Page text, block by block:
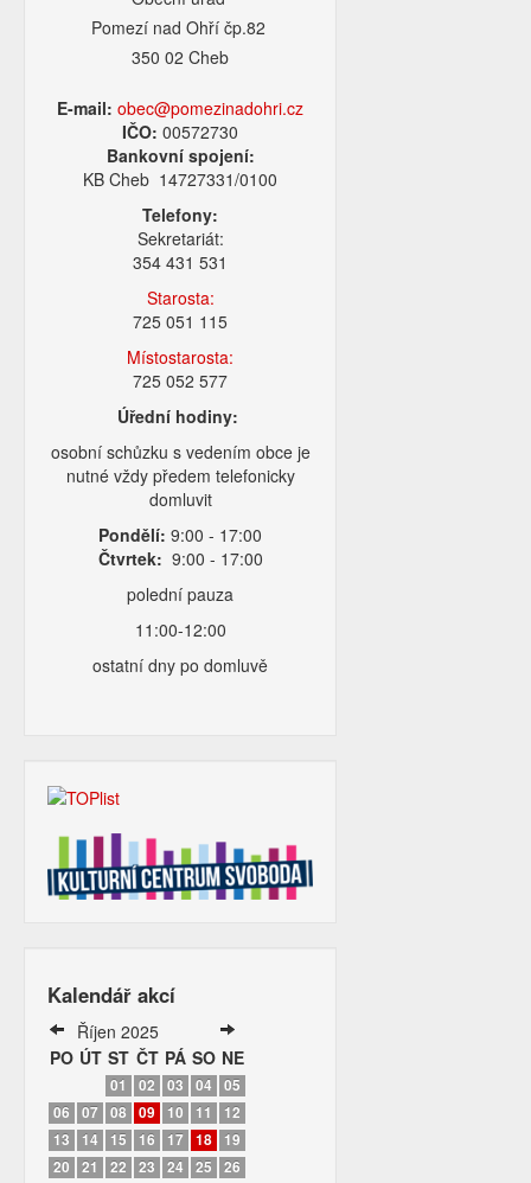
Pomezí nad Ohří čp.82
350 02 Cheb
E-mail: obec@pomezinadohri.cz
IČO:00572730
Bankovní spojení:
KB Cheb 14727331/0100
Telefony:
Sekretariát:
354 431 531
Starosta:
725 051 115
Místostarosta:
725 052 577
Úřední hodiny:
osobní schůzku s vedením obce je
nutné vždy předem telefonicky
domluvit
Pondělí: 9:00 - 17:00
Čtvrtek: 9:00 - 17:00
polední pauza
11:00-12:00
ostatní dny po domluvě
Kalendář akcí
Říjen 2025
PO ÚT ST ČT PÁ SO NE
01 02 03 04
05
06
07 08 09 10 11
12
13
14 15 16 17 18 19
20
21 22 23 24 25
26